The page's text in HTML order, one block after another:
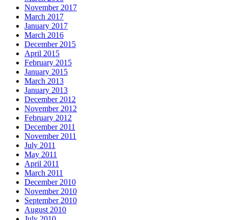
November 2017
March 2017
January 2017
March 2016
December 2015
April 2015
February 2015
January 2015
March 2013
January 2013
December 2012
November 2012
February 2012
December 2011
November 2011
July 2011
May 2011
April 2011
March 2011
December 2010
November 2010
September 2010
August 2010